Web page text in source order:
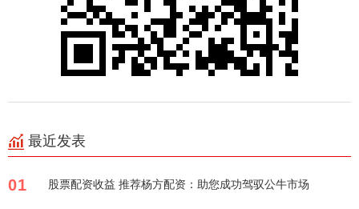
最近发表
01 股票配资收益 推荐杨方配资：助您成功驾驭公牛市场